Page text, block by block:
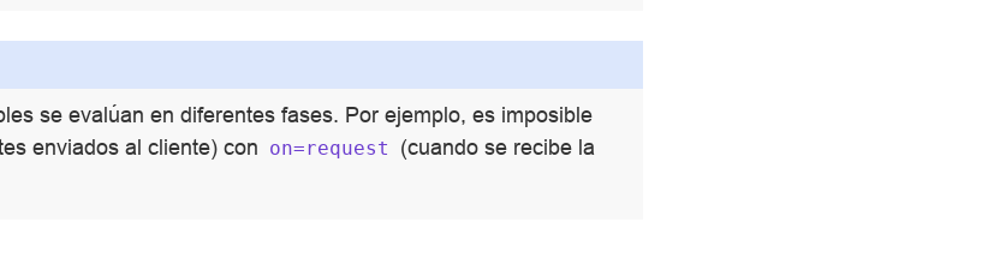
se evalúan en diferentes fases. Por ejemplo, es imposible
enviados al cliente) con on=request
(cuando se recibe la